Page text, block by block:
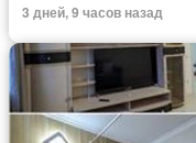
3 дней, 9 часов назад